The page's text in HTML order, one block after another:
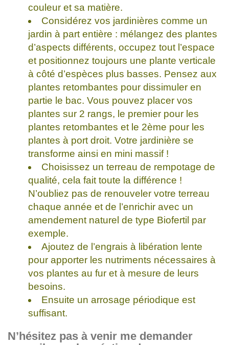
couleur et sa matière.
Considérez vos jardinières comme un
jardin à part entière : mélangez des plantes
d’aspects différents, occupez tout l’espace
et positionnez toujours une plante verticale
à côté d’espèces plus basses. Pensez aux
plantes retombantes pour dissimuler en
partie le bac. Vous pouvez placer vos
plantes sur 2 rangs, le premier pour les
plantes retombantes et le 2ème pour les
plantes à port droit. Votre jardinière se
transforme ainsi en mini massif !
Choisissez un terreau de rempotage de
qualité, cela fait toute la différence !
N’oubliez pas de renouveler votre terreau
chaque année et de l’enrichir avec un
amendement naturel de type Biofertil par
exemple.
Ajoutez de l’engrais à libération lente
pour apporter les nutriments nécessaires à
vos plantes au fur et à mesure de leurs
besoins.
Ensuite un arrosage périodique est
suffisant.
N’hésitez pas à venir me demander